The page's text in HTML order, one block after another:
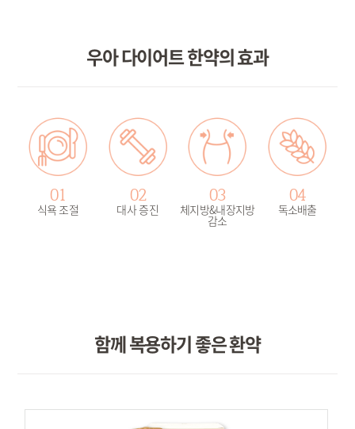
우아 다이어트 한약의 효과
01
식욕 조절
02
대사 증진
03
체지방&내장지방
감소
04
독소배출
함께 복용하기 좋은 환약